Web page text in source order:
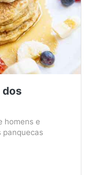
dos
homens e
panquecas